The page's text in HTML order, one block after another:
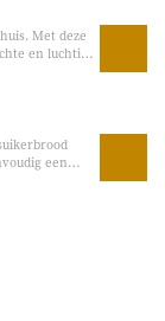
Met deze
en luchtige
verjaardag
uw
een
Perfect
traktatie